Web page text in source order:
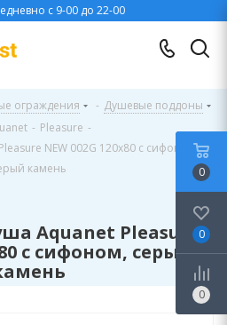
с 9-00 до 22-00
ограждения - Душевые поддоны
- Pleasure -
NEW 002G 120x80 с сифоном,
камень
Aquanet Pleasure
с сифоном, серый
0
0
0